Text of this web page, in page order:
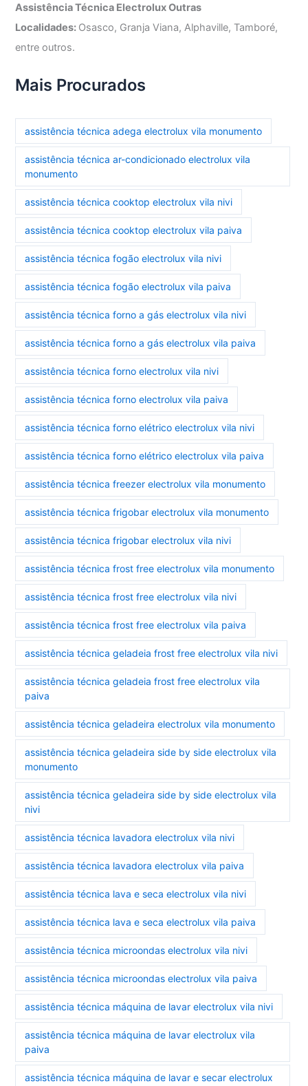
Assistência Técnica Electrolux Outras
Localidades: Osasco, Granja Viana, Alphaville, Tamboré,
entre outros.
Mais Procurados
assistência técnica adega electrolux vila monumento
assistência técnica ar-condicionado electrolux vila
monumento
assistência técnica cooktop electrolux vila nivi
assistência técnica cooktop electrolux vila paiva
assistência técnica fogão electrolux vila nivi
assistência técnica fogão electrolux vila paiva
assistência técnica forno a gás electrolux vila nivi
assistência técnica forno a gás electrolux vila paiva
assistência técnica forno electrolux vila nivi
assistência técnica forno electrolux vila paiva
assistência técnica forno elétrico electrolux vila nivi
assistência técnica forno elétrico electrolux vila paiva
assistência técnica freezer electrolux vila monumento
assistência técnica frigobar electrolux vila monumento
assistência técnica frigobar electrolux vila nivi
assistência técnica frost free electrolux vila monumento
assistência técnica frost free electrolux vila nivi
assistência técnica frost free electrolux vila paiva
assistência técnica geladeia frost free electrolux vila nivi
assistência técnica geladeia frost free electrolux vila
paiva
assistência técnica geladeira electrolux vila monumento
assistência técnica geladeira side by side electrolux vila
monumento
assistência técnica geladeira side by side electrolux vila
nivi
assistência técnica lavadora electrolux vila nivi
assistência técnica lavadora electrolux vila paiva
assistência técnica lava e seca electrolux vila nivi
assistência técnica lava e seca electrolux vila paiva
assistência técnica microondas electrolux vila nivi
assistência técnica microondas electrolux vila paiva
assistência técnica máquina de lavar electrolux vila nivi
assistência técnica máquina de lavar electrolux vila
paiva
assistência técnica máquina de lavar e secar electrolux